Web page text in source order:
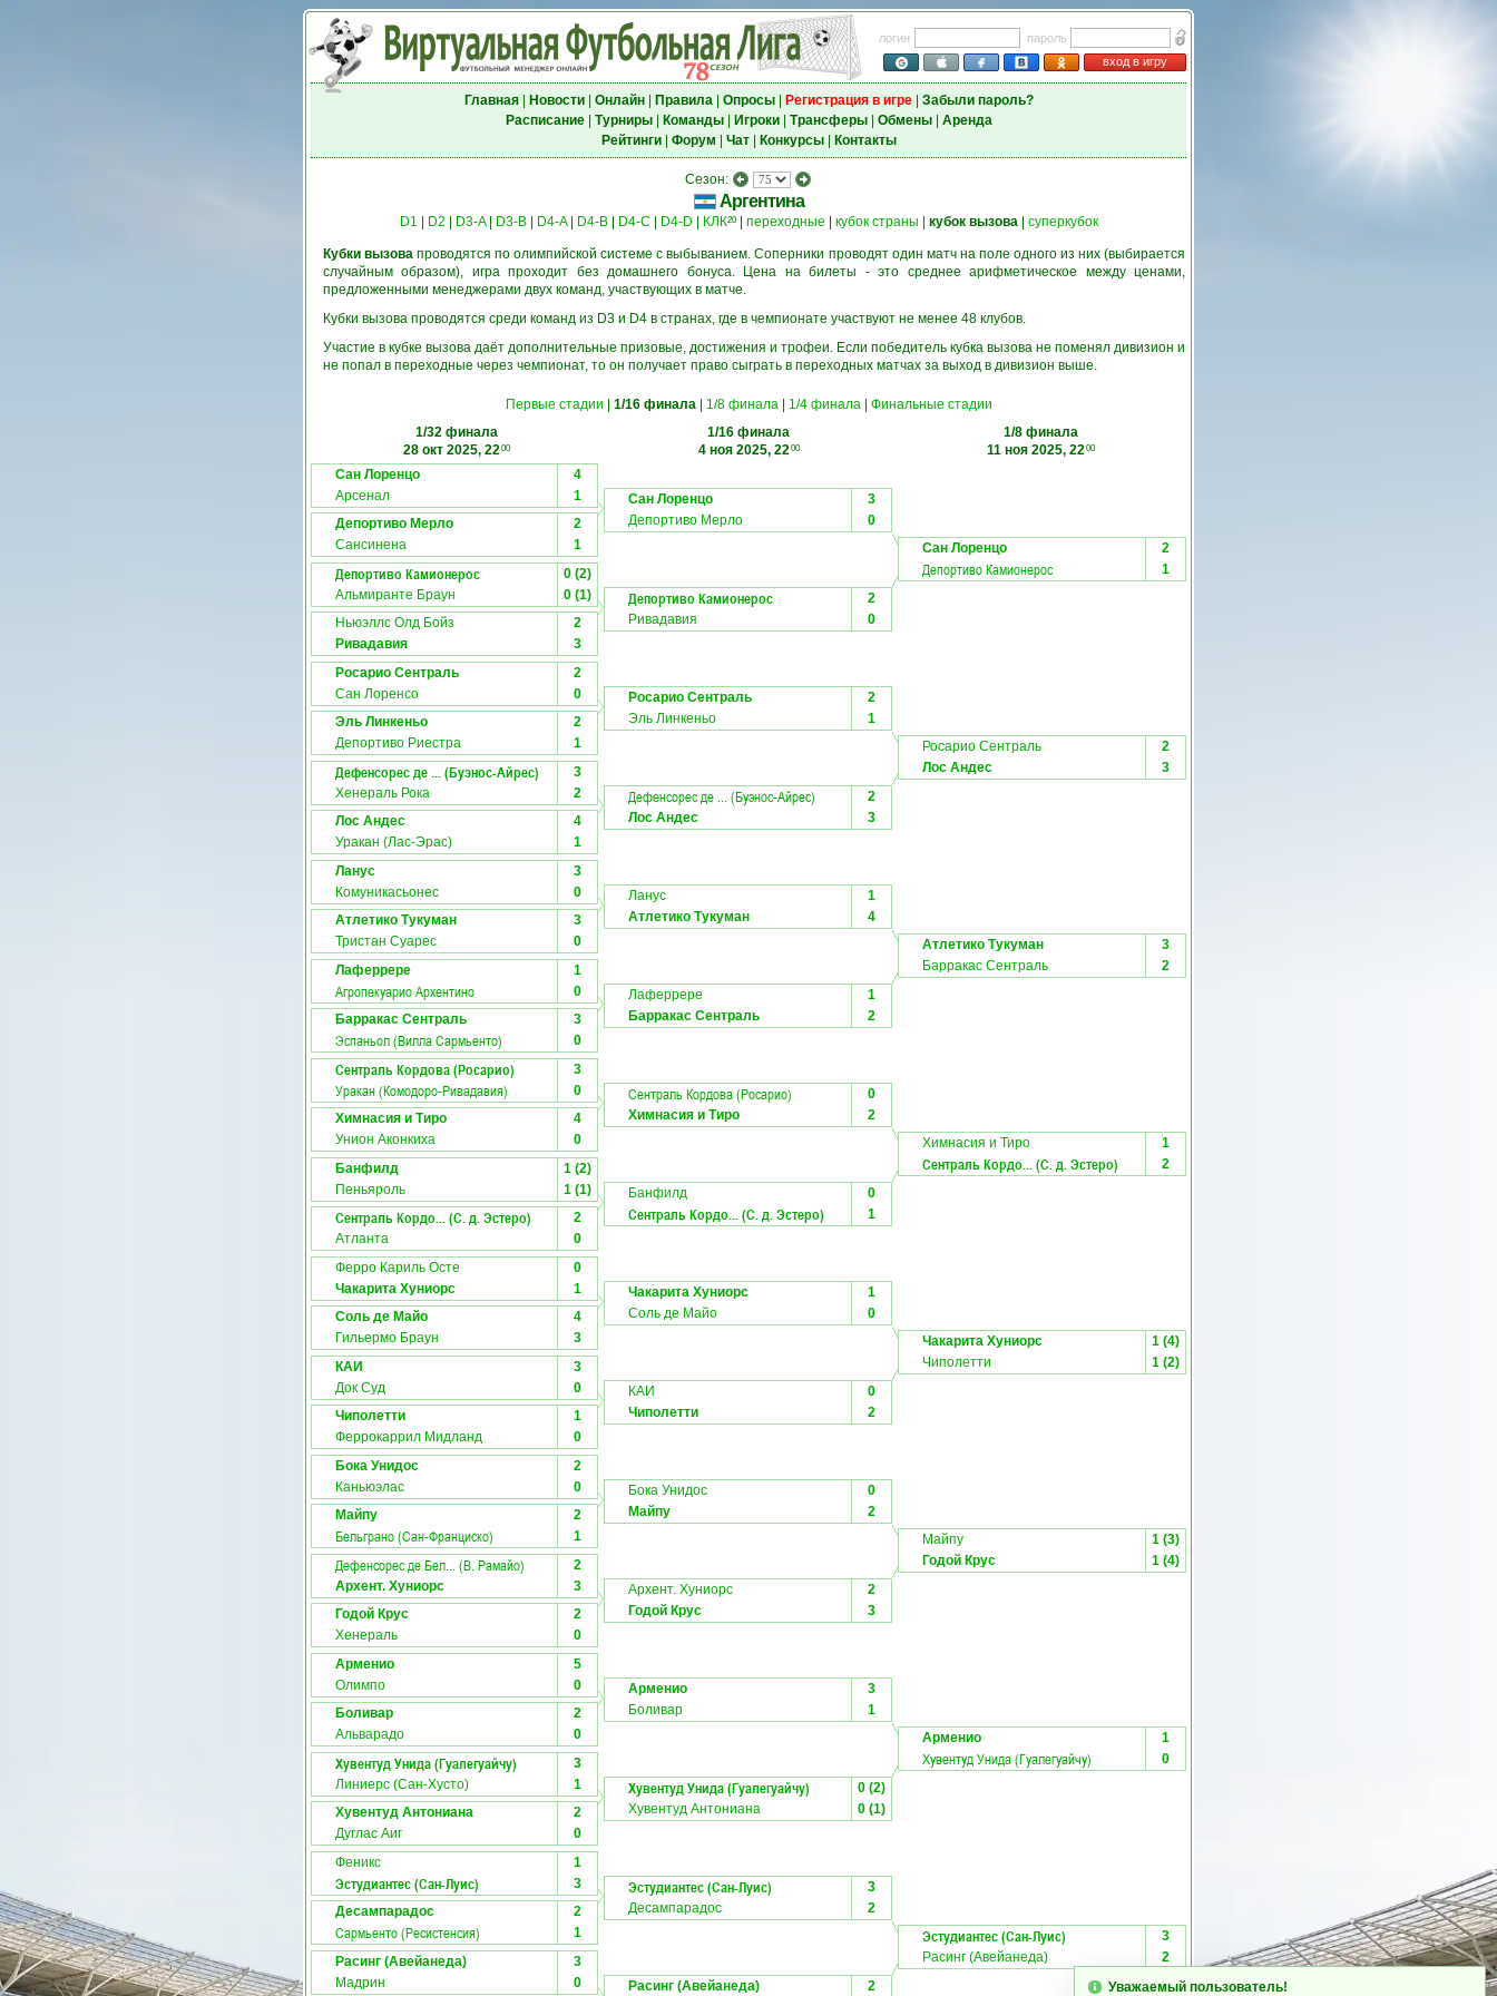
логин
пароль
вход в игру
Главная| Новости| Онлайн| Правила| Опросы| Регистрация в игре| Забыли пароль?
Расписание| Турниры| Команды| Игроки| Трансферы| Обмены| Аренда
Рейтинги| Форум Чат| Конкурсы| Контакты
Сезон:
Аргентина
D1 D2 D3-A| D3-B| D4-A| D4-B| D4-C D4-D КЛК20| переходные кубок страны кубок вызова| суперкубок
Кубки вызова проводятся по олимпийской системе с выбыванием. Соперники проводят один матч на поле одного из них (выбирается
случайным образом), игра проходит без домашнего бонуса. Цена на билеты - это среднее арифметическое между ценами,
предложенными менеджерами двух команд, участвующих в матче.
Кубки вызова проводятся среди команд из D3 и D4 в странах, где в чемпионате участвуют не менее 48 клубов.
Участие в кубке вызова даёт дополнительные призовые, достижения и трофеи. Если победитель кубка вызова не поменял дивизион и
не попал в переходные через чемпионат, то он получает право сыграть в переходных матчах за выход в дивизион выше.
Первые стадии 1/16 финала| 1/8 финала| 1/4 финала| Финальные стадии
1/32 финала
28 окт 2025, 2200
1/16 финала
4 ноя 2025, 2200
1/8 финала
11 ноя 2025, 2200
Сан Лоренцо
4
Арсенал
1
Депортиво Мерло
2
Сансинена
1
Сан Лоренцо
3
Депортиво Мерло
0
Сан Лоренцо
2
Депортиво Камионерос 1
Депортиво Камионерос
0 (2)
Альмиранте Браун
0 (1)
Ньюэллс Олд Бойз
2
Ривадавия
3
Депортиво Камионерос
2
Ривадавия
0
Росарио Сентраль
2
Сан Лоренсо
0
Эль Линкеньо
2
Депортиво Риестра
1
Росарио Сентраль
2
Эль Линкеньо
1
Росарио Сентраль
2
Лос Андес
3
Дефенсорес де ... (Буэнос-Айрес)
3
Хенераль Рока
2
Лос Андес
4
Уракан (Лас-Эрас)
1
Дефенсорес де ... (Буэнос-Айрес)
2
Лос Андес
3
Ланус
3
Комуникасьонес
0
Атлетико Тукуман
3
Тристан Суарес
0
Ланус
1
Атлетико Тукуман
4
Атлетико Тукуман
3
Барракас Сентраль
2
Лаферрере 1
Агропекуарио Архентино
0
Барракас Сентраль
3
Эспаньол (Вилла Сармьенто) 0
Лаферрере
1
Барракас Сентраль
2
Сентраль Кордова (Росарио) 3
Уракан (Комодоро-Ривадавия)
0
Химнасия и Тиро
4
Унион Аконкиха
0
Сентраль Кордова (Росарио)
0
Химнасия и Тиро
2
Химнасия и Тиро
1
Сентраль Кордо... (С. д. Эстеро) 2
Банфилд
1 (2)
Пеньяроль
1 (1)
Сентраль Кордо... (С. д. Эстеро)
2
Атланта
0
Банфилд 0
Сентраль Кордо... (С. д. Эстеро) 1
Ферро Кариль Осте
0
Чакарита Хуниорс
1
Соль де Майо
4
Гильермо Браун
3
Чакарита Хуниорс
1
Соль де Майо
0
Чакарита Хуниорс
1 (4)
Чиполетти
1 (2)
КАИ
3
Док Суд
0
Чиполетти
1
Феррокаррил Мидланд
0
КАИ
0
Чиполетти
2
Бока Унидос
2
Каньюэлас
0
Майпу
2
Бельграно (Сан-Франциско) 1
Бока Унидос
0
Майпу
2
Майпу
1 (3)
Годой Крус
1 (4)
Дефенсорес де Бел... (В. Рамайо)
2
Архент. Хуниорс
3
Годой Крус
2
Хенераль
0
Архент. Хуниорс
2
Годой Крус
3
Арменио
5
Олимпо
0
Боливар
2
Альварадо
0
Арменио
3
Боливар
1
Арменио
1
Хувентуд Унида (Гуалегуайчу) 0
Хувентуд Унида (Гуалегуайчу)
3
Линиерс (Сан-Хусто)
1
Хувентуд Антониана
2
Дуглас Аиг
0
Хувентуд Унида (Гуалегуайчу)
0 (2)
Хувентуд Антониана
0 (1)
Феникс 1
Эстудиантес (Сан-Луис)
3
Десампарадос
2
Сармьенто (Ресистенсия) 1
Эстудиантес (Сан-Луис)
3
Десампарадос
2
Эстудиантес (Сан-Луис)
3
Расинг (Авейанеда)
2
Расинг (Авейанеда)
3
Мадрин
0 Расинг (Авейанеда) 2 Уважаемый пользователь!